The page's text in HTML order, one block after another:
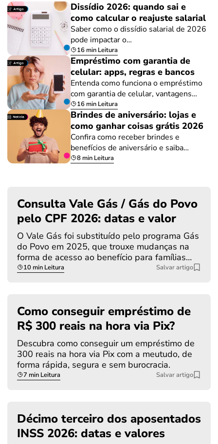
Dissídio 2026: quando sai e
como calcular o reajuste salarial
Saber como o dissídio salarial de 2026
pode impactar o…
16 min Leitura
Empréstimo com garantia de
celular: apps, regras e bancos
Entenda como funciona o empréstimo
com garantia de celular, vantagens…
16 min Leitura
Brindes de aniversário: lojas e
como ganhar coisas grátis 2026
Confira como receber brindes e
benefícios de aniversário e saiba…
8 min Leitura
Consulta Vale Gás / Gás do Povo
pelo CPF 2026: datas e valor
O Vale Gás foi substituído pelo programa Gás
do Povo em 2025, que trouxe mudanças na
forma de acesso ao benefício para famílias…
10 min Leitura Salvar artigo
Como conseguir empréstimo de
R$ 300 reais na hora via Pix?
Descubra como conseguir um empréstimo de
300 reais na hora via Pix com a meutudo, de
forma rápida, segura e sem burocracia.
7 min Leitura Salvar artigo
Décimo terceiro dos aposentados
INSS 2026: datas e valores